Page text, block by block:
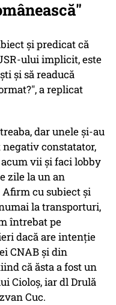
şi predicat că
ului implicit, este
şi să readucă
a replicat
dar unele şi-au
constatator,
vii şi faci lobby
zile la un an
cu subiect şi
la transporturi,
întrebat pe
dacă are intenţie
CNAB şi din
că ăsta a fost un
Cioloş, iar dl Drulă
Cuc.